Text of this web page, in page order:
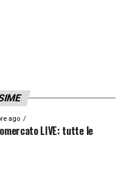
ago
LIVE: tutte le